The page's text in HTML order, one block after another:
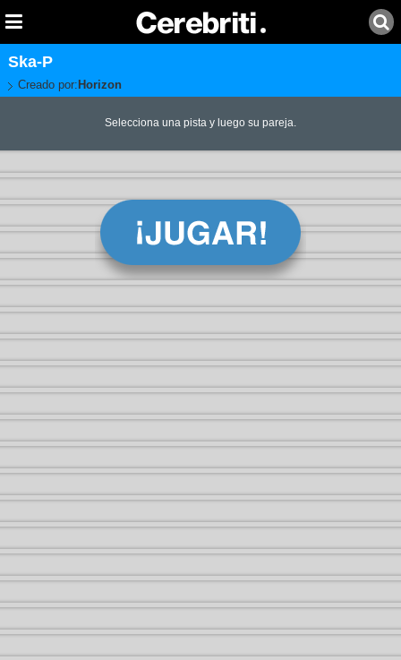
Ska-P
Creado por: Horizon
Selecciona una pista y luego su pareja.